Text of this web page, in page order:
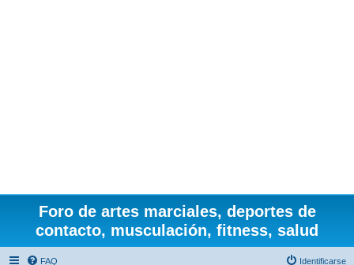
Foro de artes marciales, deportes de
contacto, musculación, fitness, salud
FAQ Identificarse